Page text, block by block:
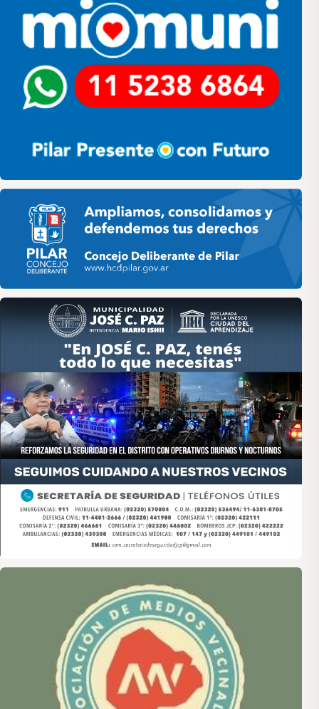
Pilar HCD
Asociación de Medios Vecinales